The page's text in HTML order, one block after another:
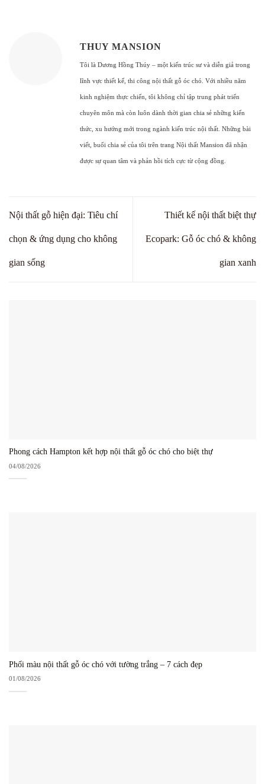
THUY MANSION
Tôi là Dương Hồng Thúy – một kiến trúc sư và diễn giả trong
lĩnh vực thiết kế, thi công nội thất gỗ óc chó. Với nhiều năm
kinh nghiệm thực chiến, tôi không chỉ tập trung phát triển
chuyên môn mà còn luôn dành thời gian chia sẻ những kiến
thức, xu hướng mới trong ngành kiến trúc nội thất. Những bài
viết, buổi chia sẻ của tôi trên trang Nội thất Mansion đã nhận
được sự quan tâm và phản hồi tích cực từ cộng đồng.
Nội thất gỗ hiện đại: Tiêu chí
chọn & ứng dụng cho không
gian sống
Thiết kế nội thất biệt thự
Ecopark: Gỗ óc chó & không
gian xanh
Phong cách Hampton kết hợp nội thất gỗ óc chó cho biệt thự
04/08/2026
Phối màu nội thất gỗ óc chó với tường trắng – 7 cách đẹp
01/08/2026